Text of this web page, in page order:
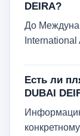
DEIRA?
До
Есть ли
DUBAI